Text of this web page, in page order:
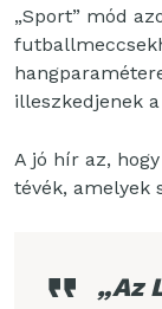
„Sport” mód
illeszkedjenek
A jó hír az,
tévék, amelyek
„Az